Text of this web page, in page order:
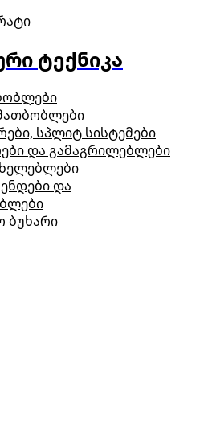
ტექნიკა
სპლიტ სისტემები
და გამაგრილებლები
და
ბუხარი